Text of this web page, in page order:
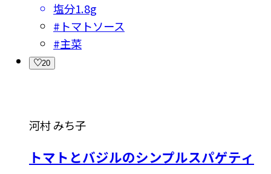
塩分1.8g
# トマトソース
#主菜
20
河村 みち子
トマトとバジルのシンプルスパゲティ